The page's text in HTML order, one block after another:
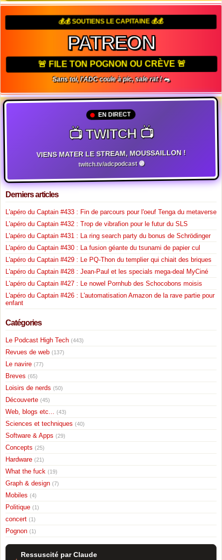
💰💰 SOUTIENS LE CAPITAINE 💰💰
PATREON
🚨 FILE TON POGNON OU CRÈVE 🚨
Sans toi, l'ADC coule à pic, sale rat ! 🐀
EN DIRECT
📺 TWITCH 📺
VIENS MATER LE STREAM, MOUSSAILLON !
twitch.tv/adcpodcast 🟣
Derniers articles
L'apéro du Captain #433 : Fin de parcours pour l'oeuf Tenga du metaverse
L'apéro du Captain #432 : Trop de vibrafion pour le futur du SLS
L'apéro du Captain #431 : La ring search party du bonus de Schrödinger
L'apéro du Captain #430 : La fusion géante du tsunami de papier cul
L'apéro du Captain #429 : Le PQ-Thon du templier qui chiait des briques
L'apéro du Captain #428 : Jean-Paul et les specials mega-deal MyCiné
L'apéro du Captain #427 : Le nowel Pornhub des Schocobons moisis
L'apéro du Captain #426 : L'automatisation Amazon de la rave partie pour
enfant
Catégories
Le Podcast High Tech (443)
Revues de web (137)
Le navire (77)
Breves (65)
Loisirs de nerds (50)
Découverte (45)
Web, blogs etc... (43)
Sciences et techniques (40)
Software & Apps (29)
Concepts (25)
Hardware (21)
What the fuck (19)
Graph & design (7)
Mobiles (4)
Politique (1)
concert (1)
Pognon (1)
Ressuscité par Claude